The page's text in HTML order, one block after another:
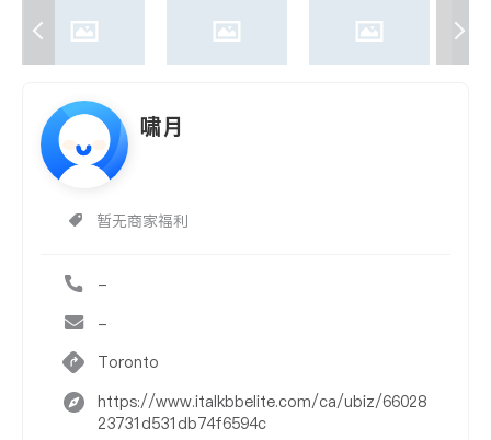
啸月
暂无商家福利
-
-
Toronto
https://www.italkbbelite.com/ca/ubiz/66028
23731d531db74f6594c